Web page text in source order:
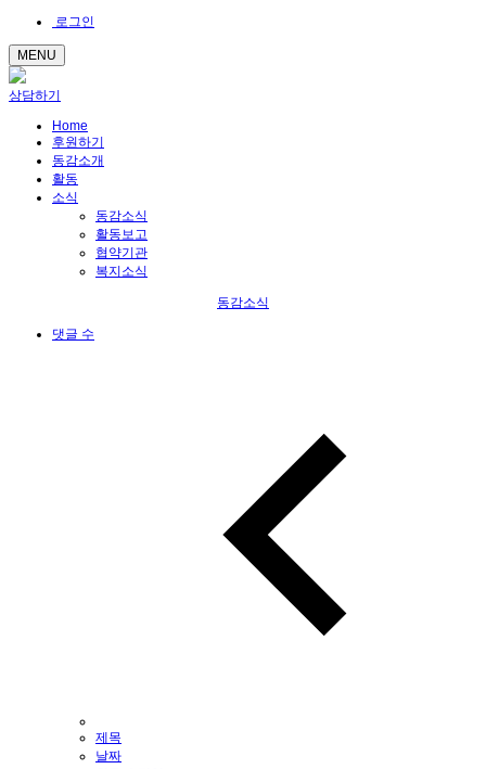
로그인
MENU
상담하기
Home
후원하기
동감소개
활동
소식
동감소식
활동보고
협약기관
복지소식
동감소식
댓글 수
제목
날짜